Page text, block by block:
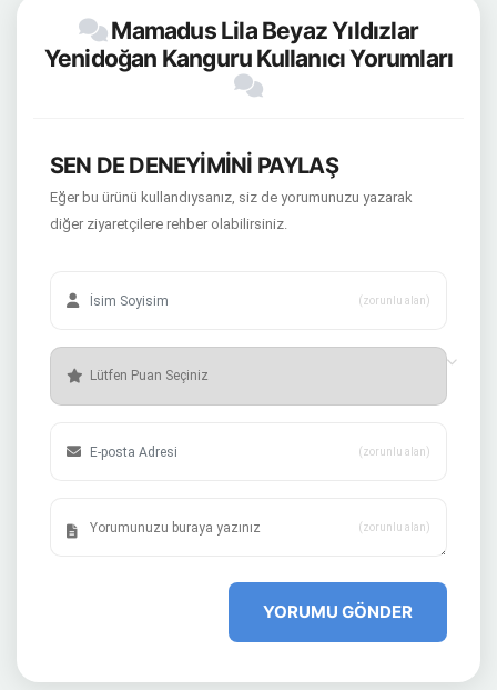
Mamadus Lila Beyaz Yıldızlar
Yenidoğan Kanguru Kullanıcı Yorumları
SEN DE DENEYİMİNİ PAYLAŞ
Eğer bu ürünü kullandıysanız, siz de yorumunuzu yazarak
diğer ziyaretçilere rehber olabilirsiniz.
(zorunlu alan)
(zorunlu alan)
(zorunlu alan)
YORUMU GÖNDER